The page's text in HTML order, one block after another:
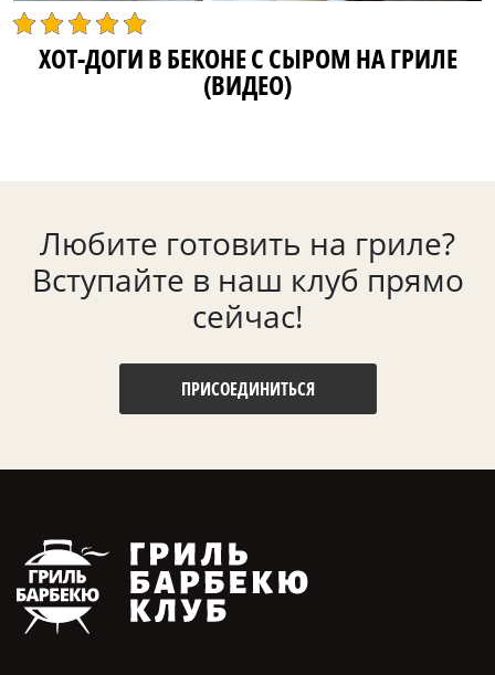
ХОТ-ДОГИ В БЕКОНЕ С СЫРОМ НА ГРИЛЕ
(ВИДЕО)
Любите готовить на гриле?
Вступайте в наш клуб прямо
сейчас!
ПРИСОЕДИНИТЬСЯ